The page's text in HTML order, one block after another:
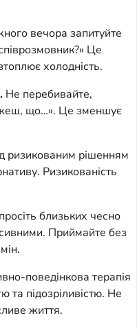
вечора запитуйте
Це
холодність.
Не перебивайте,
що…». Це зменшує
ризикованим рішенням
Ризикованість
близьких чесно
Приймайте без
поведінкова терапія
та підозріливістю. Не
життя.